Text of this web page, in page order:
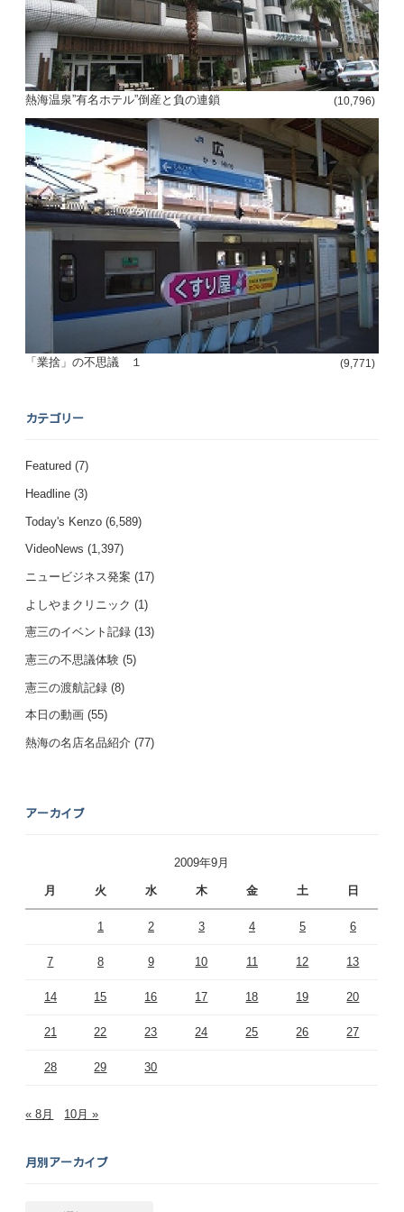
熱海温泉”有名ホテル”倒産と負の連鎖 (10,796)
「業捨」の不思議 １ (9,771)
カテゴリー
Featured (7)
Headline (3)
Today's Kenzo (6,589)
VideoNews (1,397)
ニュービジネス発案 (17)
よしやまクリニック (1)
憲三のイベント記録 (13)
憲三の不思議体験 (5)
憲三の渡航記録 (8)
本日の動画 (55)
熱海の名店名品紹介 (77)
アーカイブ
2009年9月
月 火 水 木 金 土 日
1 2 3 4 5 6
7 8 9 10 11 12 13
14 15 16 17 18 19 20
21 22 23 24 25 26 27
28 29 30
« 8月 10月 »
月別アーカイブ